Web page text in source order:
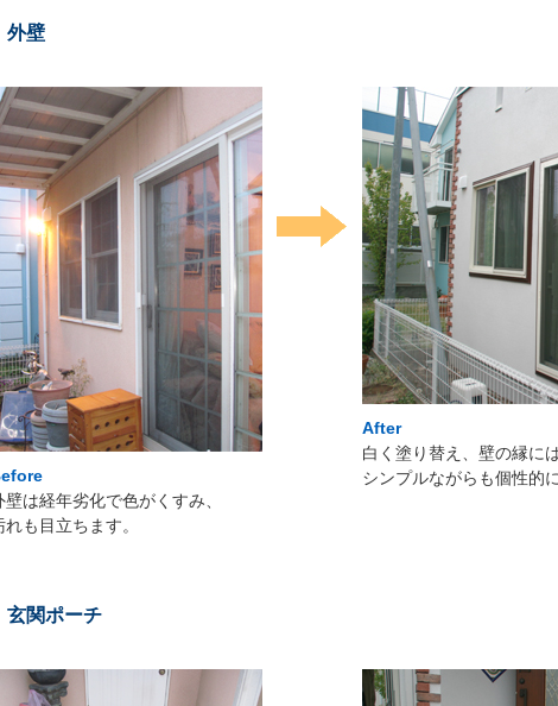
外壁
壁は経年劣化で色がくすみ、
れも目立ちます。
After
白く塗り替え、壁の縁に
シンプルながらも個性的に
玄関ポーチ